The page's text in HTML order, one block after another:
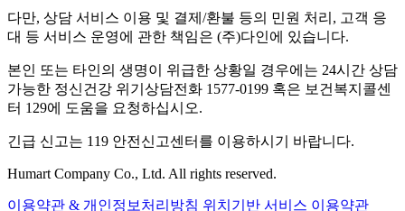
다만, 상담 서비스 이용 및 결제/환불 등의 민원 처리, 고객 응
대 등 서비스 운영에 관한 책임은 (주)다인에 있습니다.
본인 또는 타인의 생명이 위급한 상황일 경우에는 24시간 상담
가능한 정신건강 위기상담전화 1577-0199 혹은 보건복지콜센
터 129에 도움을 요청하십시오.
긴급 신고는 119 안전신고센터를 이용하시기 바랍니다.
Humart Company Co., Ltd. All rights reserved.
이용약관 & 개인정보처리방침 위치기반 서비스 이용약관